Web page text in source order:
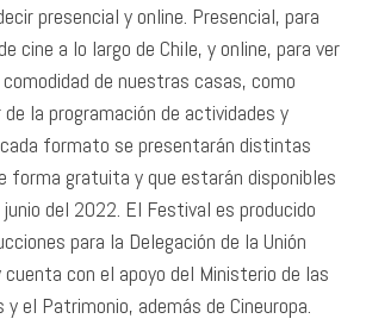
presencial y online. Presencial, para
cine a lo largo de Chile, y online, para ver
de nuestras casas, como
la programación de actividades y
formato se presentarán distintas
forma gratuita y que estarán disponibles
del 2022. El Festival es producido
para la Delegación de la Unión
cuenta con el apoyo del Ministerio de las
el Patrimonio, además de Cineuropa.